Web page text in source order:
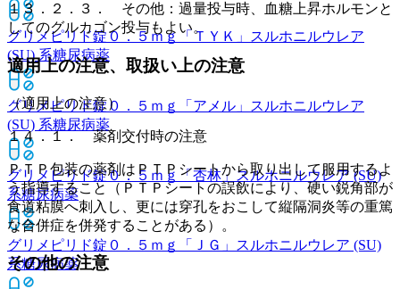
グリメピリド錠０．５ｍｇ「ＴＹＫ」
スルホニルウレア
(SU) 系糖尿病薬
グリメピリド錠０．５ｍｇ「アメル」
スルホニルウレア
(SU) 系糖尿病薬
グリメピリド錠０．５ｍｇ「杏林」スルホニルウレア (SU)
系糖尿病薬
グリメピリド錠０．５ｍｇ「ＪＧ」
スルホニルウレア (SU)
系糖尿病薬
１３．２．３． その他：過量投与時、血糖上昇ホルモンと
してのグルカゴン投与もよい。
適用上の注意、取扱い上の注意
（適用上の注意）
１４．１． 薬剤交付時の注意
ＰＴＰ包装の薬剤はＰＴＰシートから取り出して服用するよ
う指導すること（ＰＴＰシートの誤飲により、硬い鋭角部が
食道粘膜へ刺入し、更には穿孔をおこして縦隔洞炎等の重篤
な合併症を併発することがある）。
その他の注意